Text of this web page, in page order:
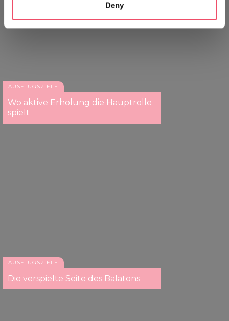
Identify your device by actively scanning it for
specific characteristics (fingerprinting)
provide social media features and to analyse our traffic.
We also share information about your use of our site with
our social media, advertising and analytics partners who
may combine it with other information that you’ve
Deny
AUSFLUGSZIELE
Wo aktive Erholung die Hauptrolle
spielt
AUSFLUGSZIELE
Die verspielte Seite des Balatons